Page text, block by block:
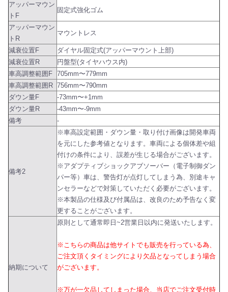
アッパーマウン
トF
固定式強化ゴム
アッパーマウン
トR
マウントレス
減衰位置F
ダイヤル固定式(アッパーマウント上部)
減衰位置R
円盤型(タイヤハウス内)
車高調整範囲F 705mm〜779mm
車高調整範囲R 756mm〜790mm
ダウン量F
-73mm〜+1mm
ダウン量R
-43mm〜-9mm
備考
-
備考2
※車高設定範囲・ダウン量・取り付け画像は開発車両
を元にした参考値となります。車両による個体差や組
付けの条件により、誤差が生じる場合がございます。
※アダプティブショックアブソーバー（電子制御ダン
パー等）車は、警告灯が点灯してしまう為、別途キャ
ンセラーなどで対策していただく必要がございます。
※本製品の仕様及び付属品は、改良のため予告なく変
更することがございます。
納期について
原則として通常即日~2営業日以内に発送いたします。
※こちらの商品は他サイトでも販売を行っている為、
ご注文頂くタイミングにより欠品となってしまう場合
がございます。
※万が一欠品してしまった場合、当店でご注文受付時